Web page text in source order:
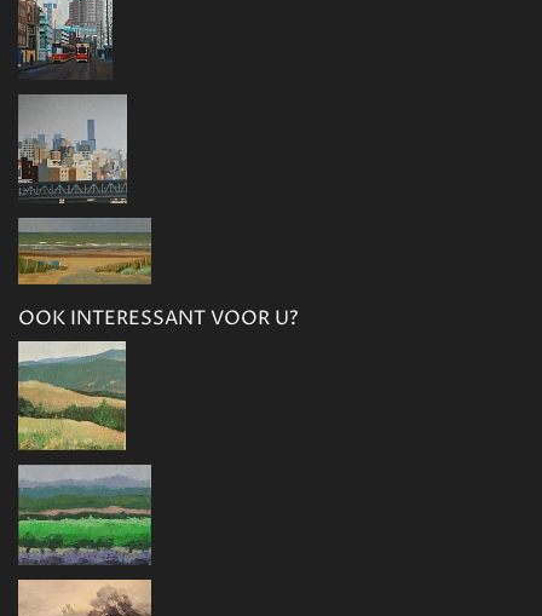
OOK INTERESSANT VOOR U?